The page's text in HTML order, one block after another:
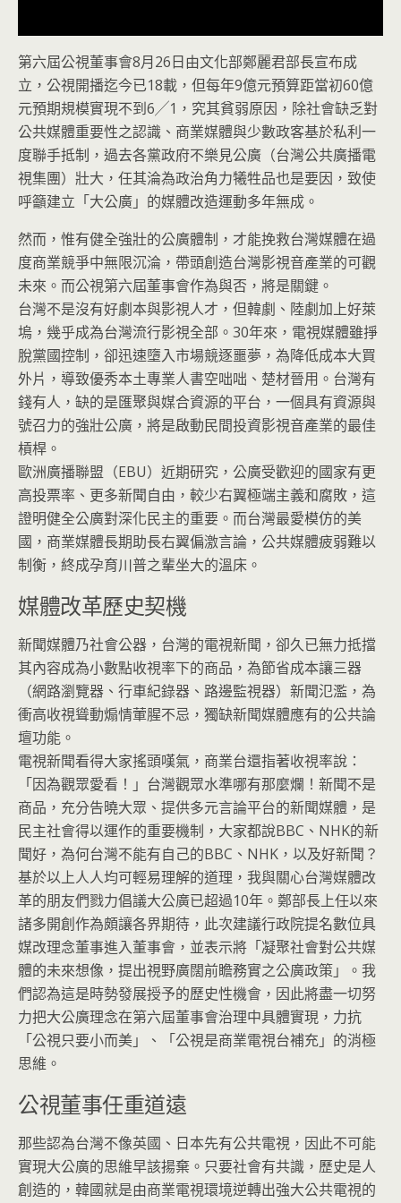
第六屆公視董事會8月26日由文化部鄭麗君部長宣布成
立，公視開播迄今已18載，但每年9億元預算距當初60億
元預期規模實現不到6╱1，究其貧弱原因，除社會缺乏對
公共媒體重要性之認識、商業媒體與少數政客基於私利一
度聯手抵制，過去各黨政府不樂見公廣（台灣公共廣播電
視集團）壯大，任其淪為政治角力犧牲品也是要因，致使
呼籲建立「大公廣」的媒體改造運動多年無成。
然而，惟有健全強壯的公廣體制，才能挽救台灣媒體在過
度商業競爭中無限沉淪，帶頭創造台灣影視音產業的可觀
未來。而公視第六屆董事會作為與否，將是關鍵。
台灣不是沒有好劇本與影視人才，但韓劇、陸劇加上好萊
塢，幾乎成為台灣流行影視全部。30年來，電視媒體雖掙
脫黨國控制，卻迅速墮入市場競逐噩夢，為降低成本大買
外片，導致優秀本土專業人書空咄咄、楚材晉用。台灣有
錢有人，缺的是匯聚與媒合資源的平台，一個具有資源與
號召力的強壯公廣，將是啟動民間投資影視音產業的最佳
槓桿。
歐洲廣播聯盟（EBU）近期研究，公廣受歡迎的國家有更
高投票率、更多新聞自由，較少右翼極端主義和腐敗，這
證明健全公廣對深化民主的重要。而台灣最愛模仿的美
國，商業媒體長期助長右翼偏激言論，公共媒體疲弱難以
制衡，終成孕育川普之輩坐大的溫床。
媒體改革歷史契機
新聞媒體乃社會公器，台灣的電視新聞，卻久已無力抵擋
其內容成為小數點收視率下的商品，為節省成本讓三器
（網路瀏覽器、行車紀錄器、路邊監視器）新聞氾濫，為
衝高收視聳動煽情葷腥不忌，獨缺新聞媒體應有的公共論
壇功能。
電視新聞看得大家搖頭嘆氣，商業台還指著收視率說：
「因為觀眾愛看！」台灣觀眾水準哪有那麼爛！新聞不是
商品，充分告曉大眾、提供多元言論平台的新聞媒體，是
民主社會得以運作的重要機制，大家都說BBC、NHK的新
聞好，為何台灣不能有自己的BBC、NHK，以及好新聞？
基於以上人人均可輕易理解的道理，我與關心台灣媒體改
革的朋友們戮力倡議大公廣已超過10年。鄭部長上任以來
諸多開創作為頗讓各界期待，此次建議行政院提名數位具
媒改理念董事進入董事會，並表示將「凝聚社會對公共媒
體的未來想像，提出視野廣闊前瞻務實之公廣政策」。我
們認為這是時勢發展授予的歷史性機會，因此將盡一切努
力把大公廣理念在第六屆董事會治理中具體實現，力抗
「公視只要小而美」、「公視是商業電視台補充」的消極
思維。
公視董事任重道遠
那些認為台灣不像英國、日本先有公共電視，因此不可能
實現大公廣的思維早該揚棄。只要社會有共識，歷史是人
創造的，韓國就是由商業電視環境逆轉出強大公共電視的